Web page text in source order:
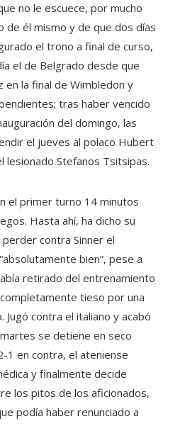
no le escuece, por mucho
de él mismo y de que dos días
el trono a final de curso,
el de Belgrado desde que
en la final de Wimbledon y
tras haber vencido
del domingo, las
el jueves al polaco Hubert
lesionado Stefanos Tsitsipas.
el primer turno 14 minutos
Hasta ahí, ha dicho su
contra Sinner el
bien”, pese a
retirado del entrenamiento
tieso por una
Jugó contra el italiano y acabó
se detiene en seco
1 en contra, el ateniense
y finalmente decide
los pitos de los aficionados,
podía haber renunciado a